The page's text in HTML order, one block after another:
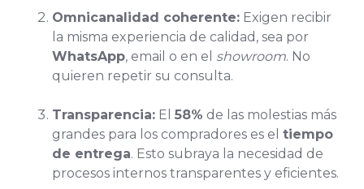
Omnicanalidad coherente: Exigen recibir
la misma experiencia de calidad, sea por
WhatsApp, email o en el showroom. No
quieren repetir su consulta.
Transparencia: El 58% de las molestias más
grandes para los compradores es el tiempo
de entrega. Esto subraya la necesidad de
procesos internos transparentes y eficientes.